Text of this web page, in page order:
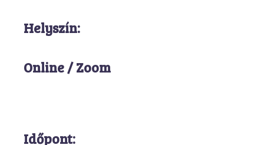
Helyszín:
Online / Zoom
Időpont: